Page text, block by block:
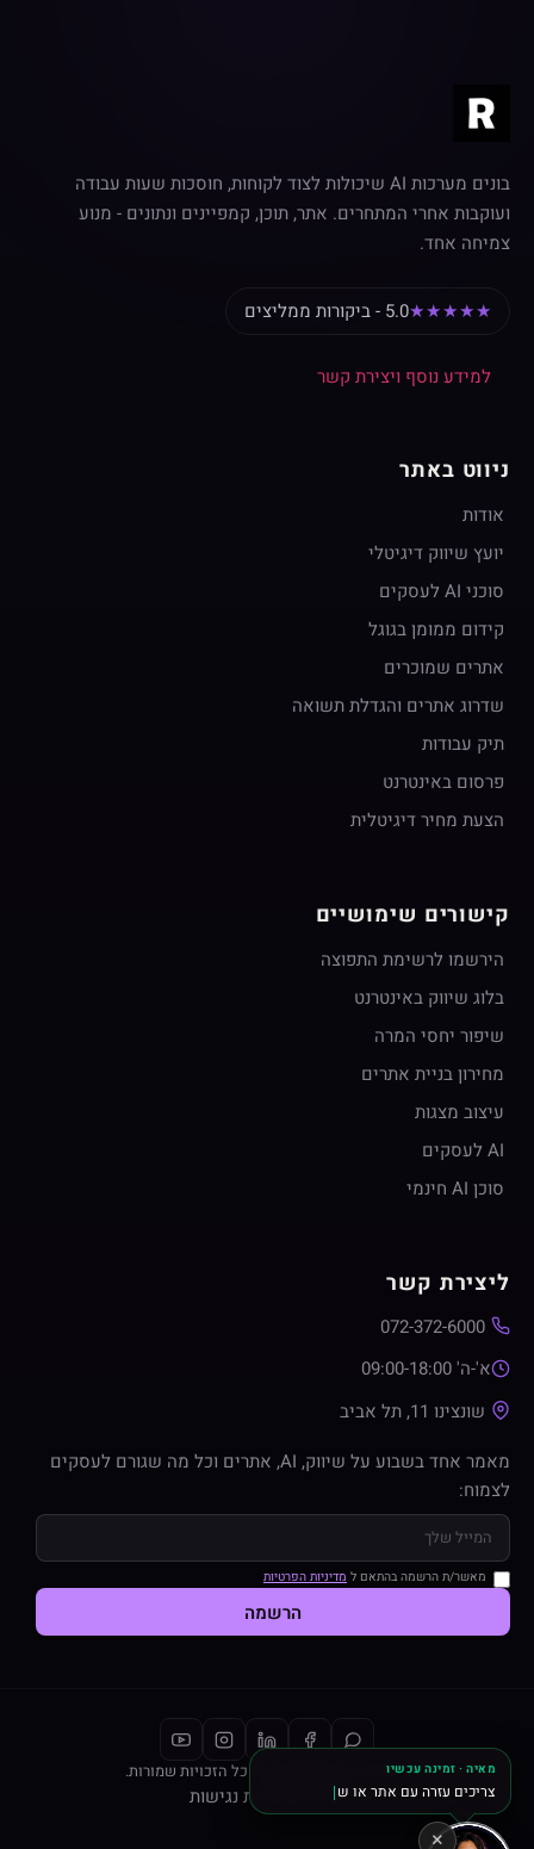
בונים מערכות AI שיכולות לצוד לקוחות, חוסכות שעות עבודה
ועוקבות אחרי המתחרים. אתר, תוכן, קמפיינים ונתונים - מנוע
צמיחה אחד.
★★★★★5.0 - ביקורות ממליצים
למידע נוסף ויצירת קשר
ניווט באתר
אודות
יועץ שיווק דיגיטלי
סוכני AI לעסקים
קידום ממומן בגוגל
אתרים שמוכרים
שדרוג אתרים והגדלת תשואה
תיק עבודות
פרסום באינטרנט
הצעת מחיר דיגיטלית
קישורים שימושיים
הירשמו לרשימת התפוצה
בלוג שיווק באינטרנט
שיפור יחסי המרה
מחירון בניית אתרים
עיצוב מצגות
AI לעסקים
סוכן AI חינמי
ליצירת קשר
072-372-6000
א'-ה' 09:00-18:00
שונצינו 11, תל אביב
מאמר אחד בשבוע על שיווק, AI, אתרים וכל מה שגורם לעסקים
לצמוח:
מאשר/ת הרשמה בהתאם ל מדיניות הפרטיות
הרשמה
© 2026 Razi Interactive. כל הזכויות שמורות.
פרטיות הצהרת נגישות
מאיה · זמינה עכשיו
צריכים עזרה עם אתר או שיווק?
×